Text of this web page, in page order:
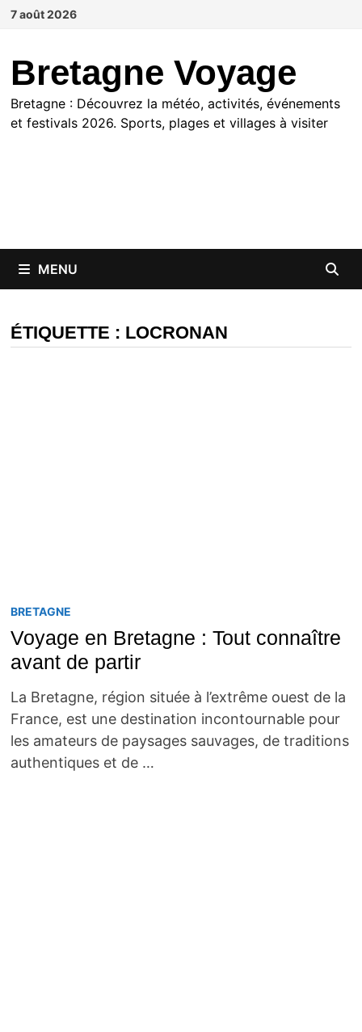
Passer
7 août 2026
Bretagne Voyage
Bretagne : Découvrez la météo, activités, événements
et festivals 2026. Sports, plages et villages à visiter
MENU
ÉTIQUETTE : LOCRONAN
BRETAGNE
Voyage en Bretagne : Tout connaître
avant de partir
La Bretagne, région située à l’extrême ouest de la
France, est une destination incontournable pour
les amateurs de paysages sauvages, de traditions
authentiques et de …